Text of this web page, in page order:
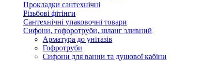
Прокладки сантехнічні
Різьбові фітінги
Сантехнічні упаковочні товари
Сифони, гофоротруби, шланг зливний
Арматура до унітазів
Гофротруби
Сифони для ванни та душової кабіни